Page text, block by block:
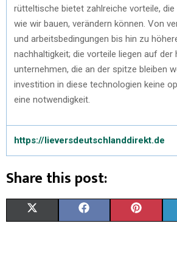
rütteltische bietet zahlreiche vorteile, die
wie wir bauen, verändern können. Von
und arbeitsbedingungen bis hin zu
nachhaltigkeit; die vorteile liegen auf der
unternehmen, die an der spitze bleiben
investition in diese technologien keine
eine notwendigkeit.
https://lieversdeutschlanddirekt.de
Share this post: